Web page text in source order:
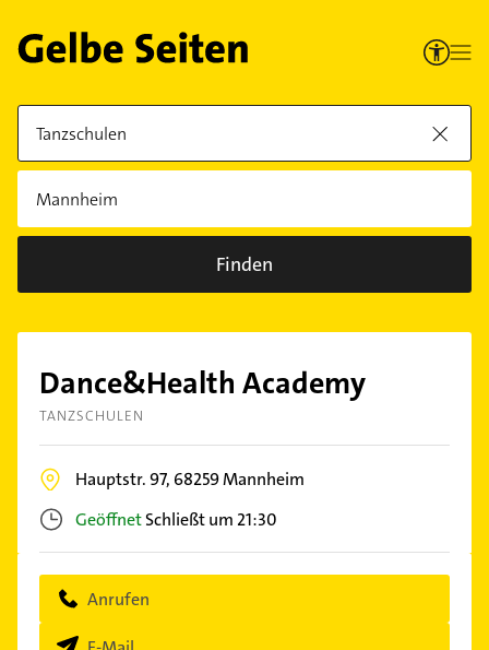
Finden
Dance&Health Academy
TANZSCHULEN
Hauptstr. 97, 68259Mannheim
GeöffnetSchließt um 21:30
Anrufen